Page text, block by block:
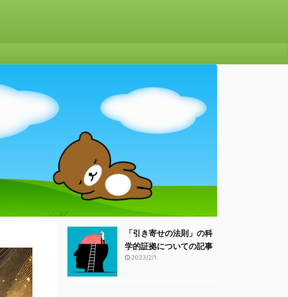
「引き寄せの法則」の科
学的証拠についての記事
2023/2/1